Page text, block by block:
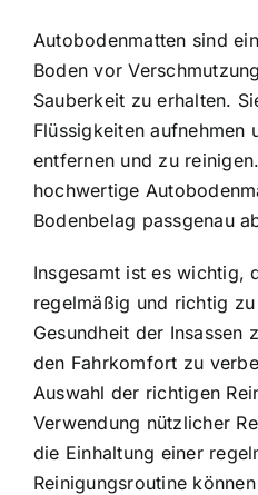
Autobodenmatten sind
Boden vor
Sauberkeit zu erhalten.
Flüssigkeiten aufnehmen
entfernen und zu
hochwertige
Bodenbelag passgenau
Insgesamt ist es wichtig,
regelmäßig und richtig
Gesundheit der Insassen
den Fahrkomfort zu
Auswahl der richtigen
Verwendung nützlicher
die Einhaltung einer
Reinigungsroutine